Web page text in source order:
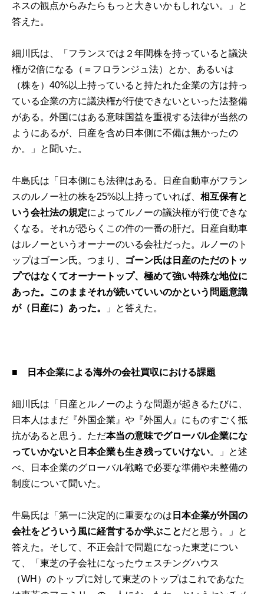
ネスの観点からみたらもっと大きいかもしれない。」と
答えた。
細川氏は、「フランスでは２年間株を持っていると議決
権が2倍になる（＝フロランジュ法）とか、あるいは
（株を）40%以上持っていると持たれた企業の方は持っ
ている企業の方に議決権が行使できないといった法整備
がある。外国にはある意味国益を重視する法律が当然の
ようにあるが、日産を含め日本側に不備は無かったの
か。」と聞いた。
牛島氏は「日本側にも法律はある。日産自動車がフラン
スのルノー社の株を25%以上持っていれば、相互保有と
いう会社法の規定によってルノーの議決権が行使できな
くなる。それが恐らくこの件の一番の肝だ。日産自動車
はルノーというオーナーのいる会社だった。ルノーのト
ップはゴーン氏。つまり、
ゴーン氏は日産のただのトッ
プではなくてオーナートップ、極めて強い特殊な地位に
あった。このままそれが続いていいのかという問題意識
が（日産に）あった。
」と答えた。
■ 日本企業による海外の会社買収における課題
細川氏は「日産とルノーのような問題が起きるたびに、
日本人はまだ『外国企業』や『外国人』にものすごく抵
抗があると思う。ただ本当の意味でグローバル企業にな
っていかないと日本企業も生き残っていけない。」と述
べ、日本企業のグローバル戦略で必要な準備や未整備の
制度について聞いた。
牛島氏は「第一に決定的に重要なのは 日本企業が外国の
会社をどういう風に経営するか学ぶことだと思う。」と
答えた。そして、不正会計で問題になった東芝につい
て、「東芝の子会社になったウェスチングハウス
（WH）のトップに対して東芝のトップはこれであなた